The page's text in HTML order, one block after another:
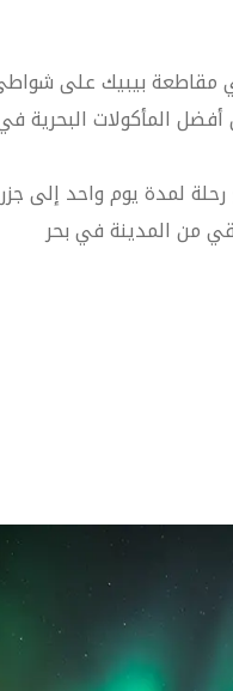
مقاطعة بيبيك على
المأكولات البحرية
لمدة يوم واحد إلى جزر
من المدينة في بحر